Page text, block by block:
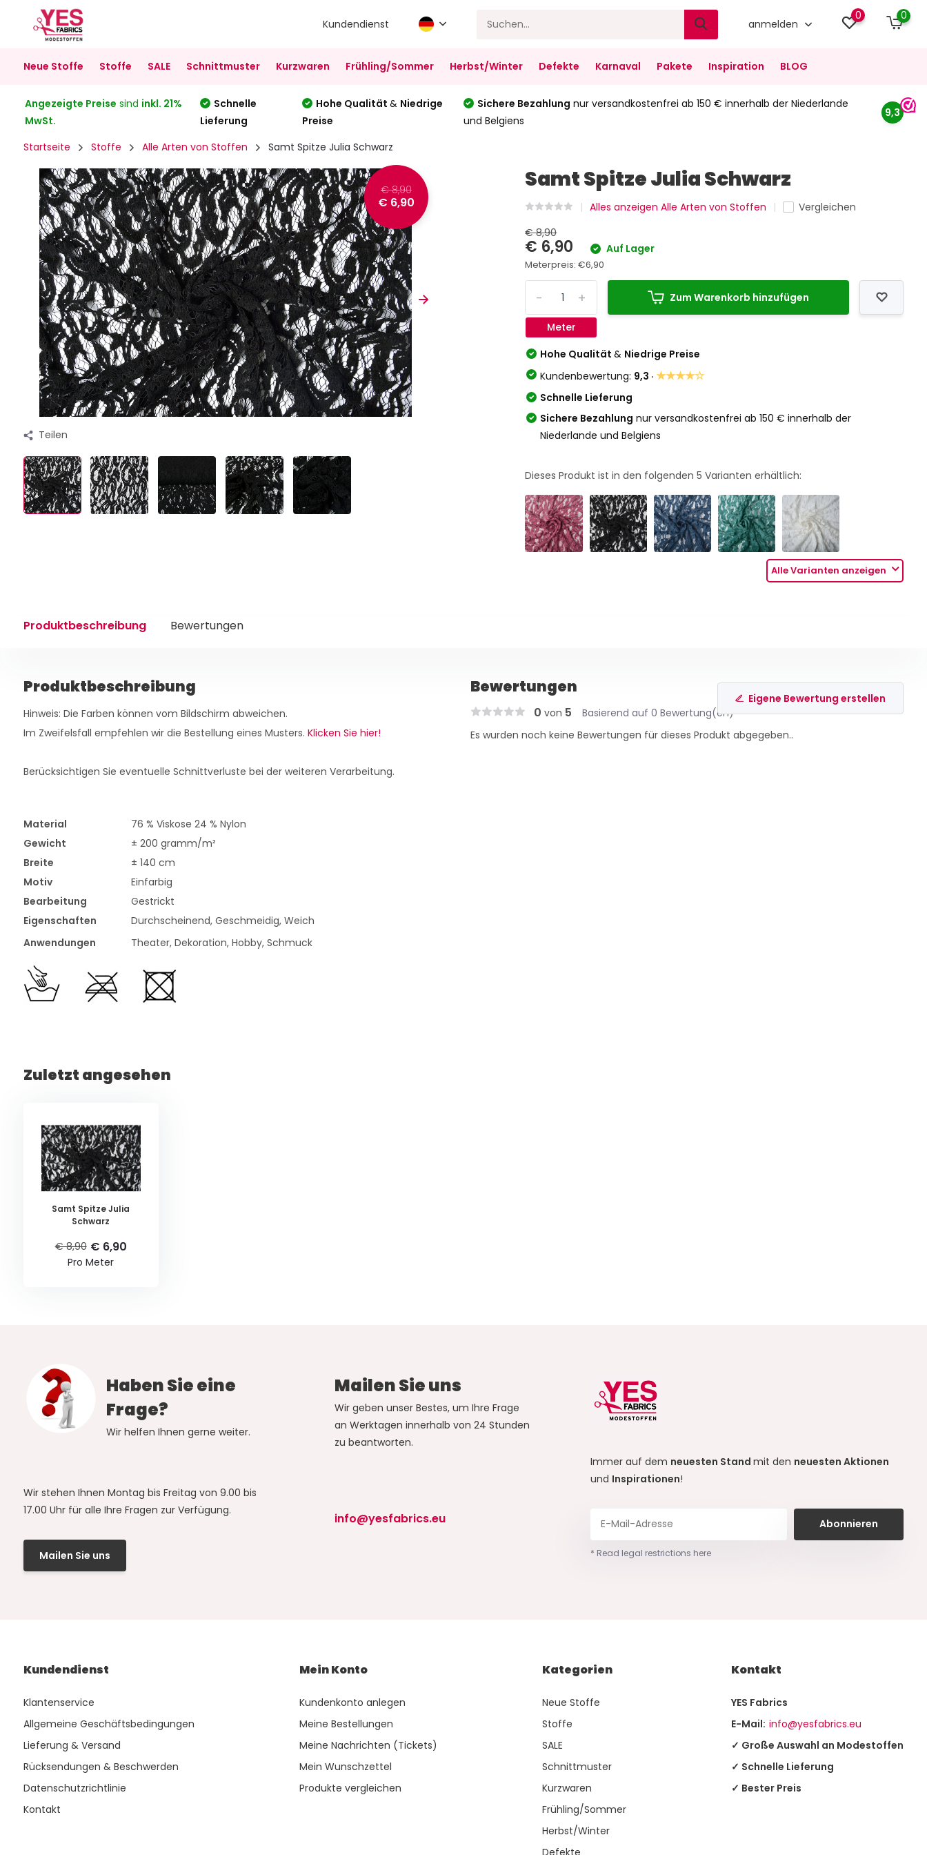
Kundendienst anmelden
0 0
Neue Stoffe Stoffe SALE Schnittmuster Kurzwaren Frühling/Sommer Herbst/Winter Defekte Karnaval Pakete Inspiration BLOG
Angezeigte Preise sind inkl. 21%
MwSt.
Schnelle
Lieferung
Hohe Qualität& Niedrige
Preise
Sichere Bezahlung nur versandkostenfrei ab 150 € innerhalb der Niederlande
und Belgiens
9,3
Startseite Stoffe Alle Arten von Stoffen Samt Spitze Julia Schwarz
€ 8,90
€ 6,90
Teilen
Samt Spitze Julia Schwarz
Alles anzeigen Alle Arten von Stoffen
Vergleichen
€ 8,90
€ 6,90 Auf Lager
Meterpreis:€6,90
+
-
Meter
Zum Warenkorb hinzufügen
Hohe Qualität& Niedrige Preise
Kundenbewertung: 9,3 ·★★★★☆
Schnelle Lieferung
Sichere Bezahlung nur versandkostenfrei ab 150 € innerhalb der
Niederlande und Belgiens
Dieses Produkt ist in den folgenden5 Varianten erhältlich:
Alle Varianten anzeigen
Produktbeschreibung Bewertungen
Produktbeschreibung
Hinweis: Die Farben können vom Bildschirm abweichen.
Im Zweifelsfall empfehlen wir die Bestellung eines Musters. Klicken Sie hier!
Berücksichtigen Sie eventuelle Schnittverluste bei der weiteren Verarbeitung.
Material
76 % Viskose 24 % Nylon
Gewicht
± 200 gramm/m²
Breite
± 140 cm
Motiv
Einfarbig
Bearbeitung
Gestrickt
Eigenschaften
Durchscheinend, Geschmeidig, Weich
Anwendungen
Theater, Dekoration, Hobby, Schmuck
Bewertungen
0 von 5 Basierend auf 0 Bewertung(en)
Eigene Bewertung erstellen
Es wurden noch keine Bewertungen für dieses Produkt abgegeben..
Zuletzt angesehen
Samt Spitze Julia
Schwarz
€ 8,90 € 6,90
Pro Meter
Haben Sie eine
Frage?
Wir helfen Ihnen gerne weiter.
Wir stehen Ihnen Montag bis Freitag von 9.00 bis
17.00 Uhr für alle Ihre Fragen zur Verfügung.
Mailen Sie uns
Mailen Sie uns
Wir geben unser Bestes, um Ihre Frage
an Werktagen innerhalb von 24 Stunden
zu beantworten.
info@yesfabrics.eu
Immer auf dem neuesten Standmit den neuesten Aktionen
und Inspirationen!
Abonnieren
* Read legal restrictions here
Kundendienst
Klantenservice
Allgemeine Geschäftsbedingungen
Lieferung & Versand
Rücksendungen & Beschwerden
Datenschutzrichtlinie
Kontakt
Mein Konto
Kundenkonto anlegen
Meine Bestellungen
Meine Nachrichten (Tickets)
Mein Wunschzettel
Produkte vergleichen
Kategorien
Neue Stoffe
Stoffe
SALE
Schnittmuster
Kurzwaren
Frühling/Sommer
Herbst/Winter
Kontakt
YES Fabrics
E-Mail: info@yesfabrics.eu
✓ Große Auswahl an Modestoffen
✓ Schnelle Lieferung
✓ Bester Preis